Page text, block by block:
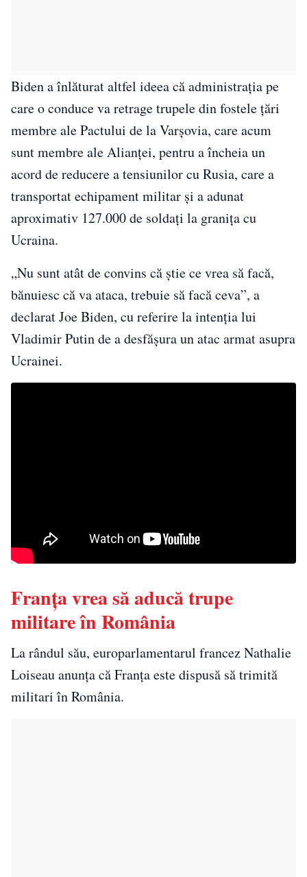
Biden a înlăturat altfel ideea că administrația pe
care o conduce va retrage trupele din fostele țări
membre ale Pactului de la Varșovia, care acum
sunt membre ale Alianței, pentru a încheia un
acord de reducere a tensiunilor cu Rusia, care a
transportat echipament militar și a adunat
aproximativ 127.000 de soldați la granița cu
Ucraina.
„Nu sunt atât de convins că știe ce vrea să facă,
bănuiesc că va ataca, trebuie să facă ceva”, a
declarat Joe Biden, cu referire la intenția lui
Vladimir Putin de a desfășura un atac armat asupra
Ucrainei.
Franța vrea să aducă trupe
militare în România
La rândul său, europarlamentarul francez Nathalie
Loiseau anunţa că Franţa este dispusă să trimită
militari în România.